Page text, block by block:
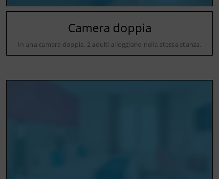
Camera doppia
In una camera doppia, 2 adulti alloggiano nella stessa stanza.